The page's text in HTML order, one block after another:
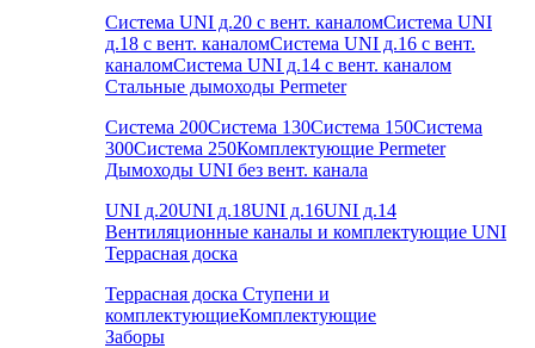
Система UNI д.20 с вент. каналомСистема UNI
д.18 с вент. каналомСистема UNI д.16 с вент.
каналомСистема UNI д.14 с вент. каналом
Стальные дымоходы Permeter
Система 200Система 130Система 150Система
300Система 250Комплектующие Permeter
Дымоходы UNI без вент. канала
UNI д.20UNI д.18UNI д.16UNI д.14
Вентиляционные каналы и комплектующие UNI
Террасная доска
Террасная доска Ступени и
комплектующиеКомплектующие
Заборы